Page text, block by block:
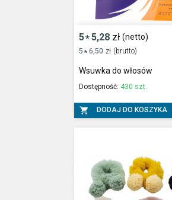
5*5,28 zł (netto)
5 * 6,50 zł (brutto)
Wsuwka do włosów
Dostępność: 430 szt.
 DODAJ DO KOSZYKA